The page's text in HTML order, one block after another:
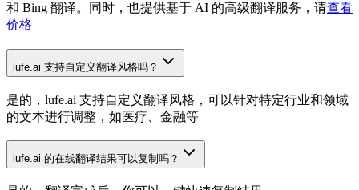
和 Bing 翻译。同时，也提供基于 AI 的高级翻译服务，请查看
价格
lufe.ai 支持自定义翻译风格吗？
是的，lufe.ai 支持自定义翻译风格，可以针对特定行业和领域
的文本进行调整，如医疗、金融等
lufe.ai 的在线翻译结果可以复制吗？